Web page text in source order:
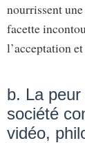
nourrissent
facette
l’acceptation
b. La peur
société
vidéo,